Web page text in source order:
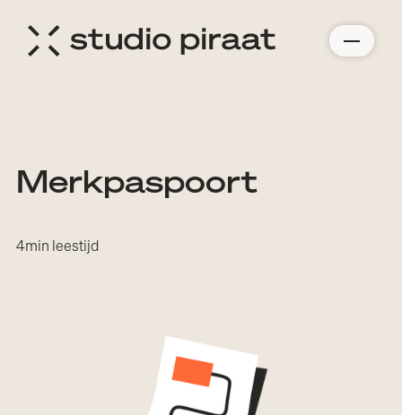
Merkpaspoort
4min leestijd